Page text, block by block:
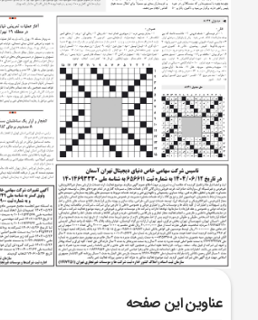
عناوین این صفحه